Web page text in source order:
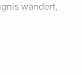
wandert,